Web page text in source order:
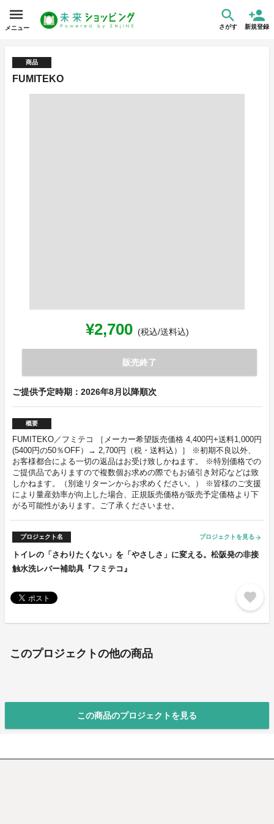
メニュー さがす 新規登録
商品
FUMITEKO
¥2,700 (税込/送料込)
販売終了
ご提供予定時期：2026年8月以降順次
概要
FUMITEKO／フミテコ ［メーカー希望販売価格 4,400円+送料1,000円
(5400円の50％OFF）→ 2,700円（税・送料込）］ ※初期不良以外、
お客様都合による一切の返品はお受け致しかねます。 ※特別価格での
ご提供品でありますので複数個お求めの際でもお値引き対応などは致
しかねます。（別途リターンからお求めください。） ※皆様のご支援
により量産効率が向上した場合、正規販売価格が販売予定価格より下
がる可能性があります。ご了承くださいませ。
プロジェクト名 プロジェクトを見る arrow_forward
トイレの「さわりたくない」を「やさしさ」に変える。松阪発の非接
触水洗レバー補助具『フミテコ』
favorite
このプロジェクトの他の商品
この商品のプロジェクトを見る